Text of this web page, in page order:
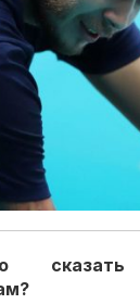
сказать
?